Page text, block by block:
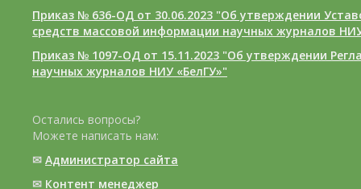
Приказ № 636-ОД от 30.06.2023 "Об утверждении
средств массовой информации научных журналов
Приказ № 1097-ОД от 15.11.2023 "Об утверждении
научных журналов НИУ «БелГУ»"
Остались вопросы?
Можете написать нам:
✉ Администратор сайта
✉ Контент менеджер